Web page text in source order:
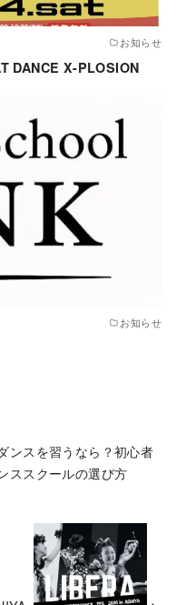
お知らせ
DANCE X-PLOSION
お知らせ
ンスを習うなら？初心者
ススクールの選び方